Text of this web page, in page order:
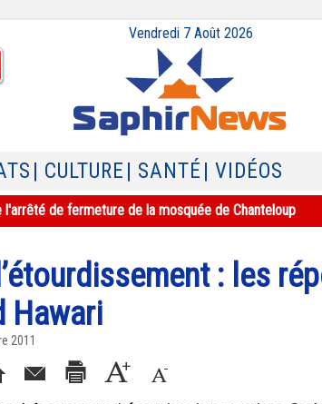
Vendredi 7 Août 2026
| CULTURE | SANTÉ | VIDÉOS
l'arrêté de fermeture de la mosquée de Chanteloup
: les
Hawari
2011